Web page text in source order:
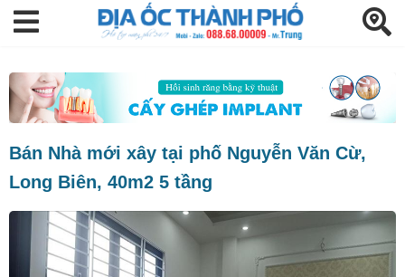
Bán Nhà mới xây tại phố Nguyễn Văn Cừ,
Long Biên, 40m2 5 tầng